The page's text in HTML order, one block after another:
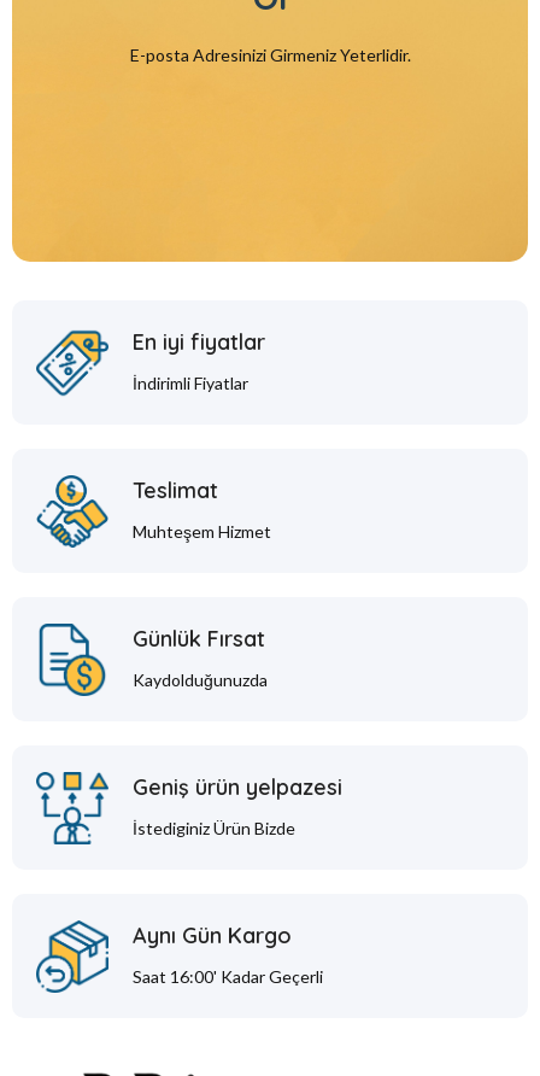
E-posta Adresinizi Girmeniz Yeterlidir.
En iyi fiyatlar
İndirimli Fiyatlar
Teslimat
Muhteşem Hizmet
Günlük Fırsat
Kaydolduğunuzda
Geniş ürün yelpazesi
İstediginiz Ürün Bizde
Aynı Gün Kargo
Saat 16:00' Kadar Geçerli